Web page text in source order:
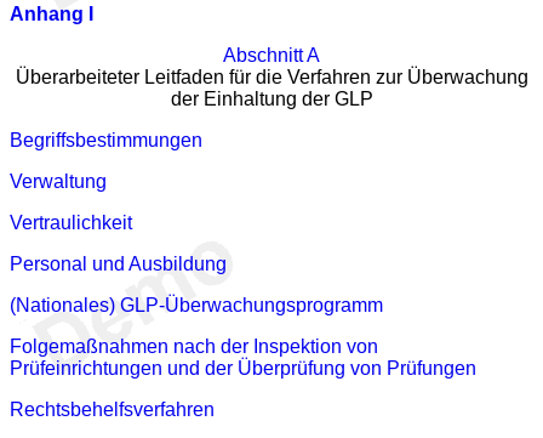
Anhang I
Abschnitt A
Überarbeiteter Leitfaden für die Verfahren zur Überwachung
der Einhaltung der GLP
Begriffsbestimmungen
Verwaltung
Vertraulichkeit
Personal und Ausbildung
(Nationales) GLP-Überwachungsprogramm
Folgemaßnahmen nach der Inspektion von
Prüfeinrichtungen und der Überprüfung von Prüfungen
Rechtsbehelfsverfahren